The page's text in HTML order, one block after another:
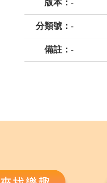
版本： -
分類號： -
備註： -